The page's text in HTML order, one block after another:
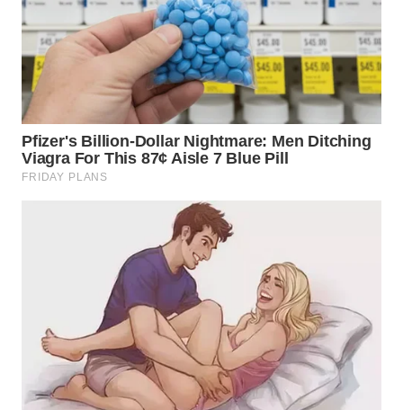
LABUHANBATU
TAPANULI
TENGAH
WN DELI
SERDANG
WN
KARAWANG